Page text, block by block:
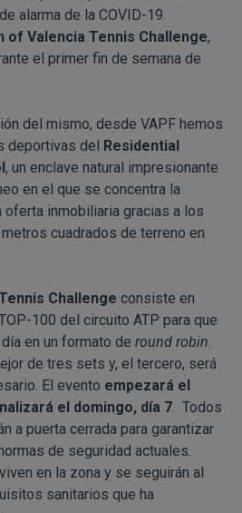
alarma de la COVID-19.
of Valencia Tennis Challenge,
el primer fin de semana de
del mismo, desde VAPF hemos
deportivas del Residential
, un enclave natural impresionante
en el que se concentra la
oferta inmobiliaria gracias a los
cuadrados de terreno en
Challenge consiste en
100 del circuito ATP para que
en un formato de round robin.
de tres sets y, el tercero, será
El evento empezará el
el domingo, día 7. Todos
a puerta cerrada para garantizar
de seguridad actuales.
en la zona y se seguirán al
sanitarios que ha